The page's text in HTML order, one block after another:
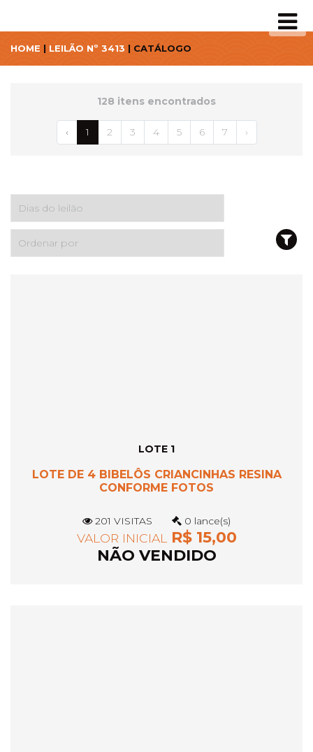
HOME | LEILÃO Nº 3413 | CATÁLOGO
128 itens encontrados
‹ 1 2 3 4 5 6 7 ›
LOTE 1
LOTE DE 4 BIBELÔS CRIANCINHAS RESINA
CONFORME FOTOS
201 VISITAS 0 lance(s)
VALOR INICIAL R$ 15,00
NÃO VENDIDO